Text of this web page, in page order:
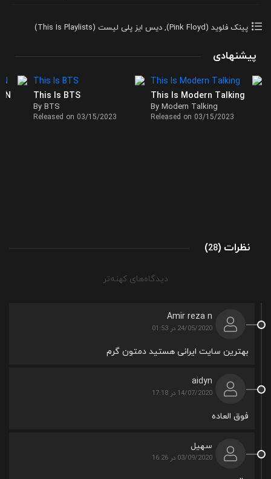
پینک فلوید (Pink Floyd) , دیس ایز پلی لیست (This Is Playlists)
پیشنهادی
This Is Modern Talking
By Modern Talking
Released on 03/15/2023
This Is BTS
By BTS
Released on 03/15/2023
(28) نظرات
دیدگاه‌های کهنه‌تر
Amir reza n
24/05/2020 در 01:53
بهترین سایت ایرانی هستید دمتون گرم
aidyn
14/07/2020 در 17:18
فوق العاده
سهیل
03/09/2020 در 16:26